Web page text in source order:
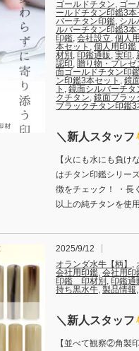
ゴールドチタン, ゴー
ールドチタン印鑑3本
バーチタン印鑑, シル
ルバーチタン印鑑3本
印鑑, 会社設立, 個人
本セット , 個人用印
材別 , 印鑑通販 , 実印,
認印, 贈り物・プレゼ
面ゴールドチタン印
ン印鑑3本セット , 鏡
ト , 鏡面シルバーチタ
クチタン, 鏡面ブラッ
ブラックチタン印鑑3
＼新人スタッフ
【火にも水にも負け
はチタン印鑑シリー
徴をチェック！ ・長
以上の純チタンを使
2025/9/12
オランダ水牛【柄】 ,
会社用印鑑, 会社用
印鑑 印材別 , 印鑑通
持ち黒水牛, 製品情報,
＼新人スタッフ
【並べて観察②角製